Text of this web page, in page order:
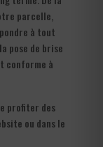
parcelle,
à tout
pose de brise
conforme à
profiter des
ou dans le